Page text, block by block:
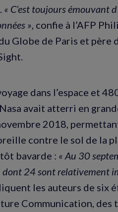
« C’est toujours émouvant
» , confie à l’AFP
Globe de Paris et père
dans l’espace et
avait atterri en
2018,
contre le sol de la
bavarde : « Au 30
dont 24 sont relativement
les auteurs de six
Communication, des